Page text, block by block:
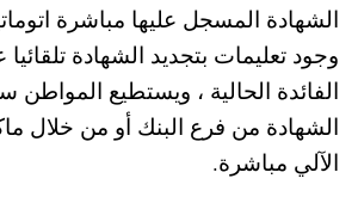
الشهادة المسجل عليها مباشرة
وجود تعليمات بتجديد الشهادة
الفائدة الحالية ، ويستطيع
الشهادة من فرع البنك أو من خلال
الآلي مباشرة.